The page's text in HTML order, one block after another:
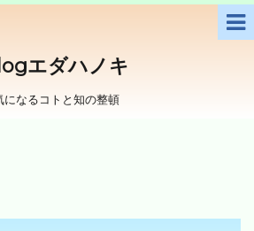
エダハノキ
になるコトと知の整頓